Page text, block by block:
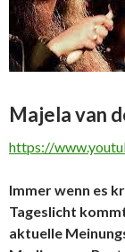
Majela van
https://
Immer wenn es
Tageslicht
aktuelle